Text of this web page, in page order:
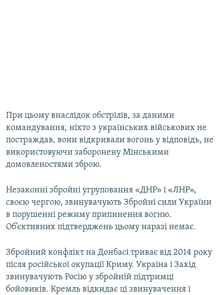
При цьому внаслідок обстрілів, за даними
командування, ніхто з українських військових не
постраждав, вони відкривали вогонь у відповідь, не
використовуючи заборонену Мінськими
домовленостями зброю.
Незаконні збройні угруповання «ДНР» і «ЛНР»,
своєю чергою, звинувачують Збройні сили України
в порушенні режиму припинення вогню.
Об’єктивних підтверджень цьому наразі немає.
Збройний конфлікт на Донбасі триває від 2014 року
після російської окупації Криму. Україна і Захід
звинувачують Росію у збройній підтримці
бойовиків. Кремль відкидає ці звинувачення і